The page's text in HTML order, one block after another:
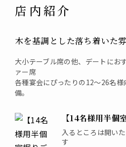
店内紹介
木を基調とした落ち着いた雰
大小テーブル席の他、デートにお
ァー席
各種宴会にぴったりの12～26名
備。
【14名様用半
入るところは開い
す